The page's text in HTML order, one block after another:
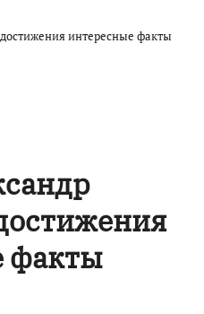
интересные факты
факты